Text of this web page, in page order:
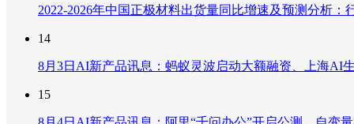
2022-2026年中国正极材料出货量同比增速及预测分析
14
8月3日AI新产品讯息：蚂蚁灵波启动大额融资、上海AI
15